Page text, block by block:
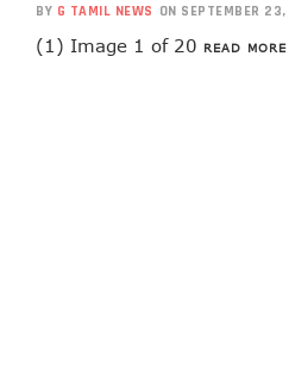
BY G TAMIL NEWS ON SEPTEMBER
(1) Image 1 of 20 READ MORE